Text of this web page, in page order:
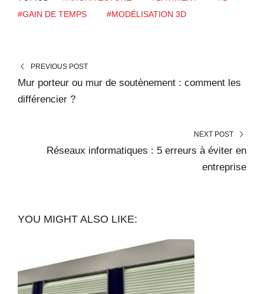
#GAIN DE TEMPS
#MODÉLISATION 3D
PREVIOUS POST
Mur porteur ou mur de soutènement : comment les
différencier ?
NEXT POST
Réseaux informatiques : 5 erreurs à éviter en
entreprise
YOU MIGHT ALSO LIKE: